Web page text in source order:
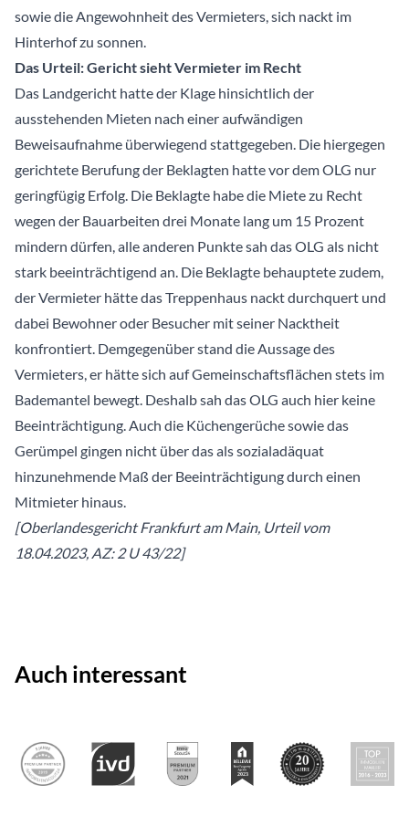
sowie die Angewohnheit des Vermieters, sich nackt im
Hinterhof zu sonnen.
Das Urteil: Gericht sieht Vermieter im Recht
Das Landgericht hatte der Klage hinsichtlich der
ausstehenden Mieten nach einer aufwändigen
Beweisaufnahme überwiegend stattgegeben. Die hiergegen
gerichtete Berufung der Beklagten hatte vor dem OLG nur
geringfügig Erfolg. Die Beklagte habe die Miete zu Recht
wegen der Bauarbeiten drei Monate lang um 15 Prozent
mindern dürfen, alle anderen Punkte sah das OLG als nicht
stark beeinträchtigend an. Die Beklagte behauptete zudem,
der Vermieter hätte das Treppenhaus nackt durchquert und
dabei Bewohner oder Besucher mit seiner Nacktheit
konfrontiert. Demgegenüber stand die Aussage des
Vermieters, er hätte sich auf Gemeinschaftsflächen stets im
Bademantel bewegt. Deshalb sah das OLG auch hier keine
Beeinträchtigung. Auch die Küchengerüche sowie das
Gerümpel gingen nicht über das als sozialadäquat
hinzunehmende Maß der Beeinträchtigung durch einen
Mitmieter hinaus.
[Oberlandesgericht Frankfurt am Main, Urteil vom
18.04.2023, AZ: 2 U 43/22]
Auch interessant